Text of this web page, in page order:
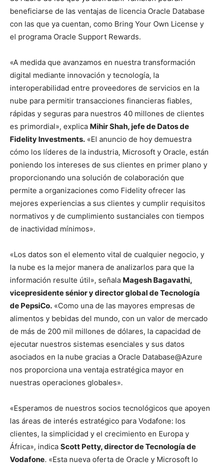
beneficiarse de las ventajas de licencia Oracle Database
con las que ya cuentan, como Bring Your Own License y
el programa Oracle Support Rewards.
«A medida que avanzamos en nuestra transformación
digital mediante innovación y tecnología, la
interoperabilidad entre proveedores de servicios en la
nube para permitir transacciones financieras fiables,
rápidas y seguras para nuestros 40 millones de clientes
es primordial», explica Mihir Shah, jefe de Datos de
Fidelity Investments. «El anuncio de hoy demuestra
cómo los líderes de la industria, Microsoft y Oracle, están
poniendo los intereses de sus clientes en primer plano y
proporcionando una solución de colaboración que
permite a organizaciones como Fidelity ofrecer las
mejores experiencias a sus clientes y cumplir requisitos
normativos y de cumplimiento sustanciales con tiempos
de inactividad mínimos».
«Los datos son el elemento vital de cualquier negocio, y
la nube es la mejor manera de analizarlos para que la
información resulte útil», señala Magesh Bagavathi,
vicepresidente sénior y director global de Tecnología
de PepsiCo. «Como una de las mayores empresas de
alimentos y bebidas del mundo, con un valor de mercado
de más de 200 mil millones de dólares, la capacidad de
ejecutar nuestros sistemas esenciales y sus datos
asociados en la nube gracias a Oracle Database@Azure
nos proporciona una ventaja estratégica mayor en
nuestras operaciones globales».
«Esperamos de nuestros socios tecnológicos que apoyen
las áreas de interés estratégico para Vodafone: los
clientes, la simplicidad y el crecimiento en Europa y
África», indica Scott Petty, director de Tecnología de
Vodafone. «Esta nueva oferta de Oracle y Microsoft lo